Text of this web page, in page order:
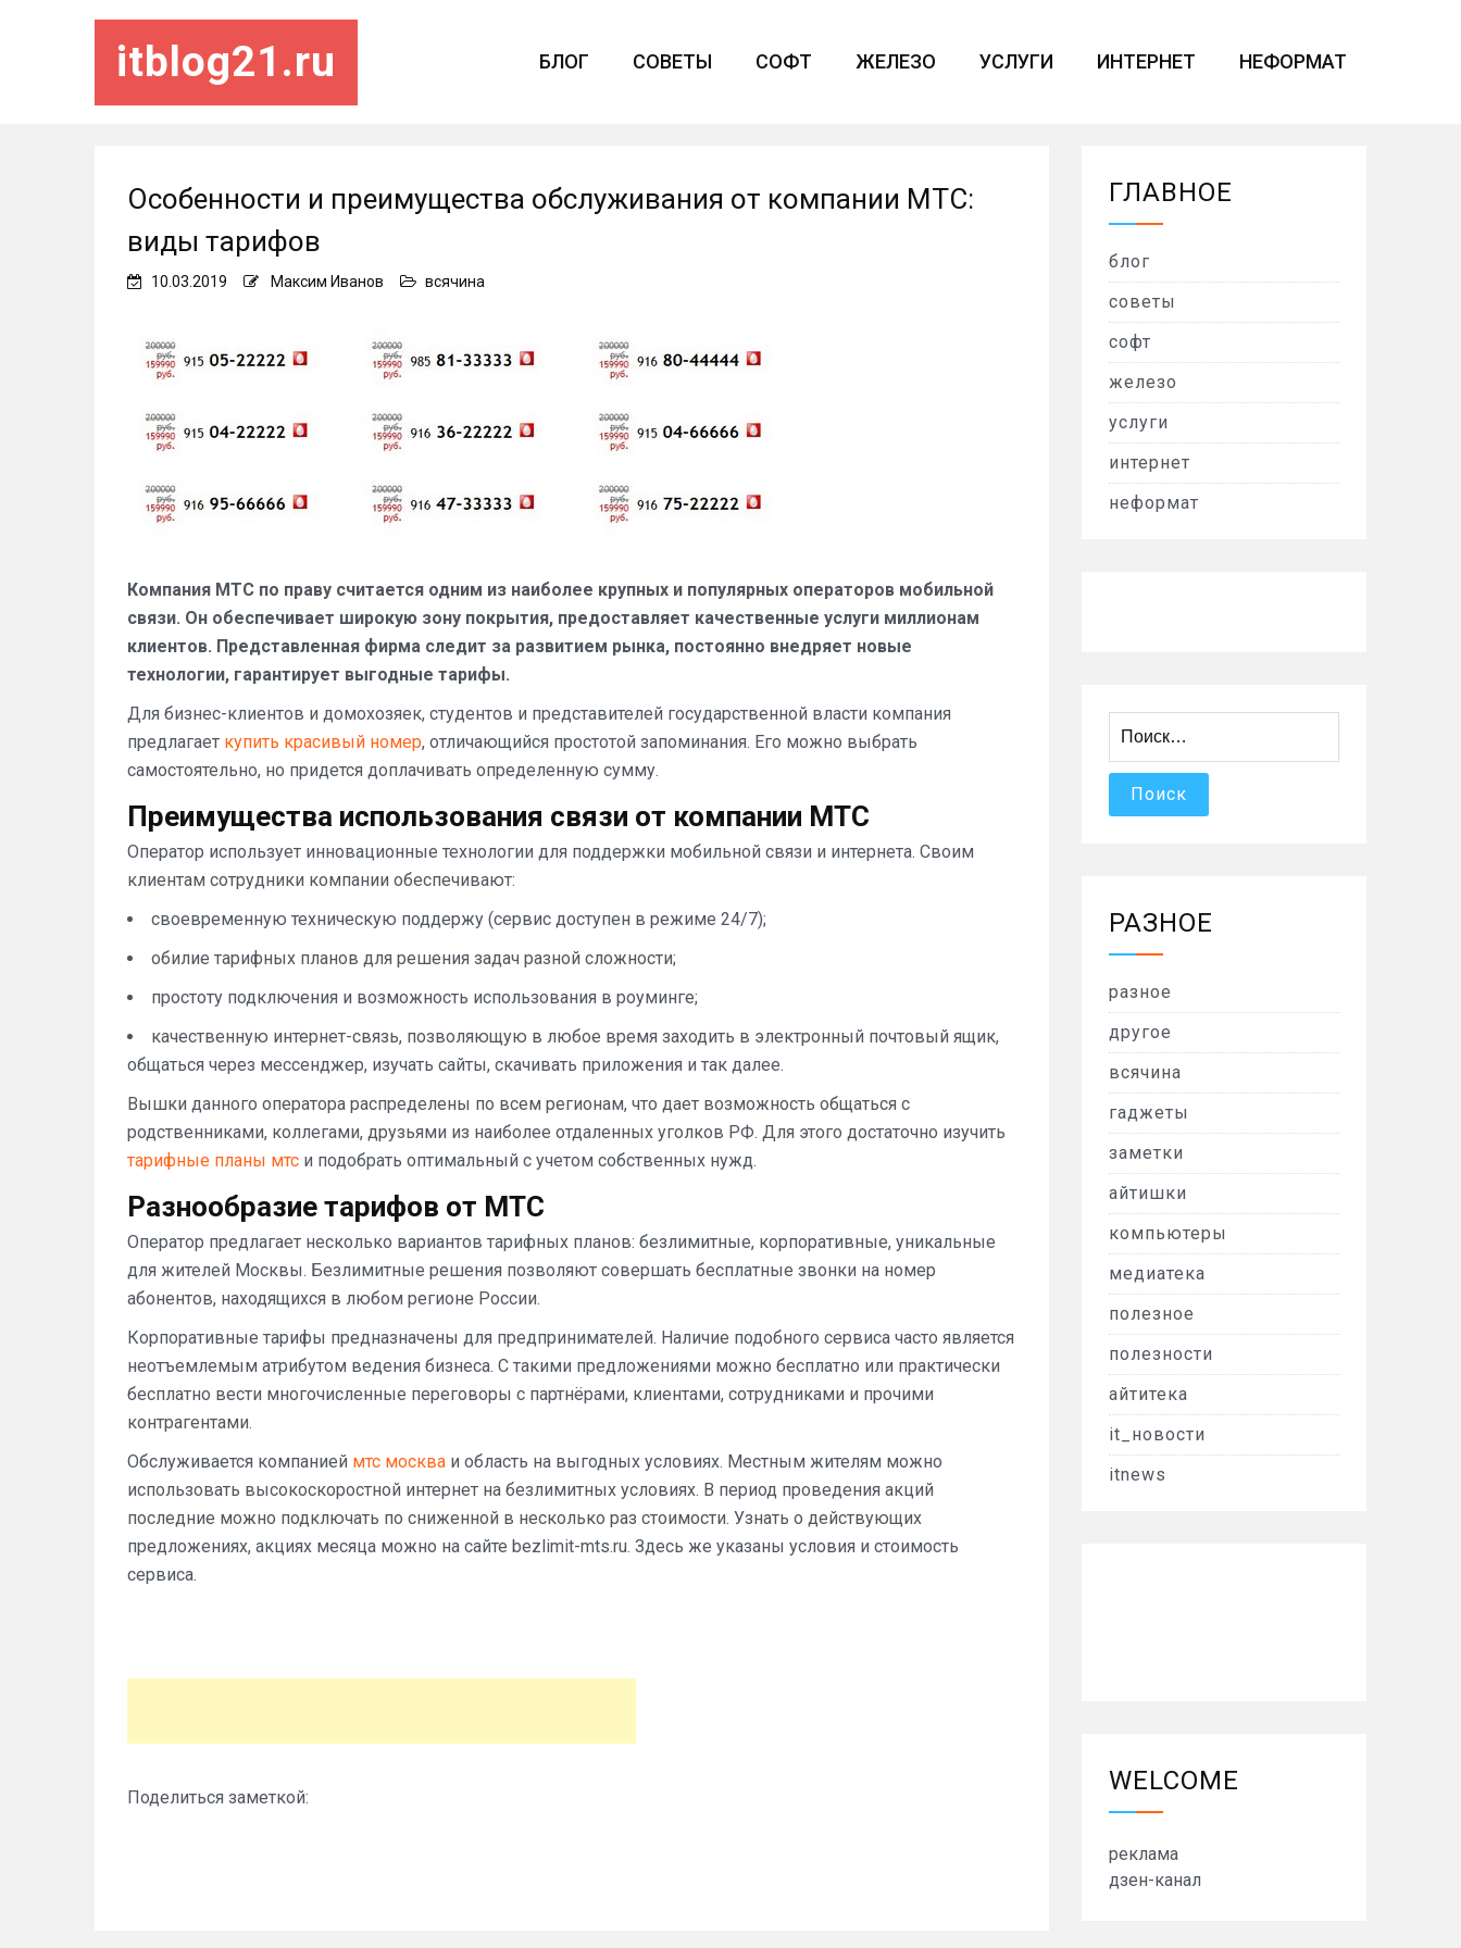
itblog21.ru БЛОГ СОВЕТЫ СОФТ ЖЕЛЕЗО УСЛУГИ ИНТЕРНЕТ НЕФОРМАТ
Особенности и преимущества обслуживания от компании МТС:
виды тарифов
10.03.2019 Максим Иванов всячина
Компания МТС по праву считается одним из наиболее крупных и популярных операторов мобильной
связи. Он обеспечивает широкую зону покрытия, предоставляет качественные услуги миллионам
клиентов. Представленная фирма следит за развитием рынка, постоянно внедряет новые
технологии, гарантирует выгодные тарифы.
Для бизнес-клиентов и домохозяек, студентов и представителей государственной власти компания
предлагает купить красивый номер, отличающийся простотой запоминания. Его можно выбрать
самостоятельно, но придется доплачивать определенную сумму.
Преимущества использования связи от компании МТС
Оператор использует инновационные технологии для поддержки мобильной связи и интернета. Своим
клиентам сотрудники компании обеспечивают:
своевременную техническую поддержу (сервис доступен в режиме 24/7);
обилие тарифных планов для решения задач разной сложности;
простоту подключения и возможность использования в роуминге;
качественную интернет-связь, позволяющую в любое время заходить в электронный почтовый ящик,
общаться через мессенджер, изучать сайты, скачивать приложения и так далее.
Вышки данного оператора распределены по всем регионам, что дает возможность общаться с
родственниками, коллегами, друзьями из наиболее отдаленных уголков РФ. Для этого достаточно изучить
тарифные планы мтс и подобрать оптимальный с учетом собственных нужд.
Разнообразие тарифов от МТС
Оператор предлагает несколько вариантов тарифных планов: безлимитные, корпоративные, уникальные
для жителей Москвы. Безлимитные решения позволяют совершать бесплатные звонки на номер
абонентов, находящихся в любом регионе России.
Корпоративные тарифы предназначены для предпринимателей. Наличие подобного сервиса часто является
неотъемлемым атрибутом ведения бизнеса. С такими предложениями можно бесплатно или практически
бесплатно вести многочисленные переговоры с партнёрами, клиентами, сотрудниками и прочими
контрагентами.
Обслуживается компанией мтс москва и область на выгодных условиях. Местным жителям можно
использовать высокоскоростной интернет на безлимитных условиях. В период проведения акций
последние можно подключать по сниженной в несколько раз стоимости. Узнать о действующих
предложениях, акциях месяца можно на сайте bezlimit-mts.ru. Здесь же указаны условия и стоимость
сервиса.
Поделиться заметкой:
ГЛАВНОЕ
блог
советы
софт
железо
услуги
интернет
неформат
РАЗНОЕ
разное
другое
всячина
гаджеты
заметки
айтишки
компьютеры
медиатека
полезное
полезности
айтитека
it_новости
itnews
WELCOME
реклама
дзен-канал